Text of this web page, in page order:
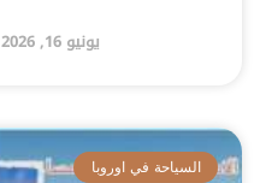
يونيو 16, 2026
السياحة في اوروبا